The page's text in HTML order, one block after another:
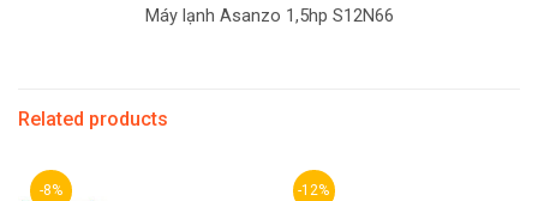
Máy lạnh Asanzo 1,5hp S12N66
Related products
-8% -12%